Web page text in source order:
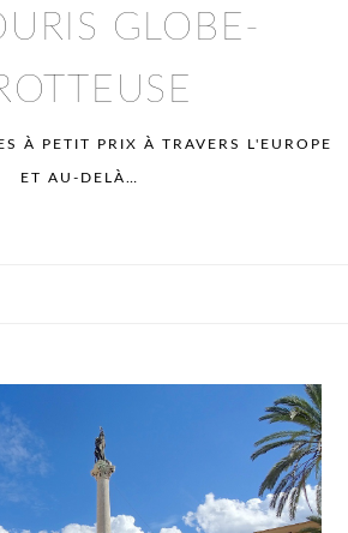
GLOBE-
À PETIT PRIX À TRAVERS L'EUROPE
ET AU-DELÀ…